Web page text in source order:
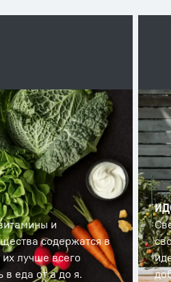
и
содержатся в
их лучше всего
в еда от а до я.